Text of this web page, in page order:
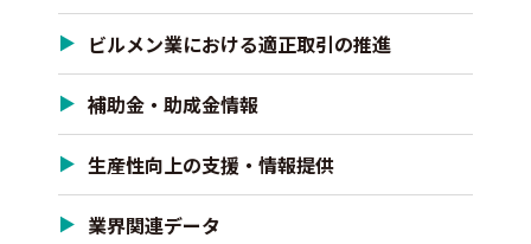
ビルメン業における適正取引の推進
補助金・助成金情報
生産性向上の支援・情報提供
業界関連データ